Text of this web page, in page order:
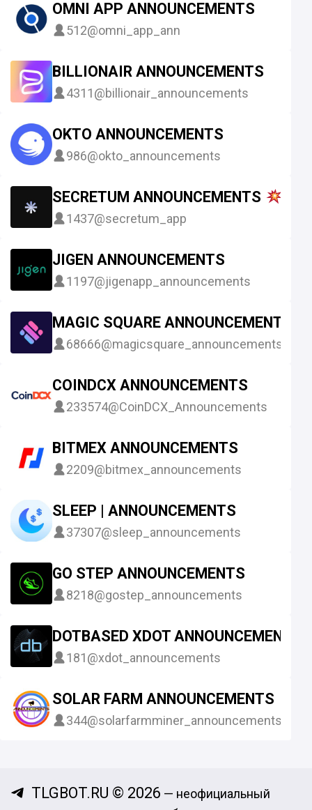
OMNI APP ANNOUNCEMENTS
512@omni_app_ann
BILLIONAIR ANNOUNCEMENTS
4311@billionair_announcements
OKTO ANNOUNCEMENTS
986@okto_announcements
SECRETUM ANNOUNCEMENTS
1437@secretum_app
JIGEN ANNOUNCEMENTS
1197@jigenapp_announcements
MAGIC SQUARE ANNOUNCEMENTS
68666@magicsquare_announcements
COINDCX ANNOUNCEMENTS
233574@CoinDCX_Announcements
BITMEX ANNOUNCEMENTS
2209@bitmex_announcements
SLEEP | ANNOUNCEMENTS
37307@sleep_announcements
GO STEP ANNOUNCEMENTS
8218@gostep_announcements
DOTBASED XDOT ANNOUNCEMENTS
181@xdot_announcements
SOLAR FARM ANNOUNCEMENTS
344@solarfarmminer_announcements
TLGBOT.RU © 2026 — неофициальный